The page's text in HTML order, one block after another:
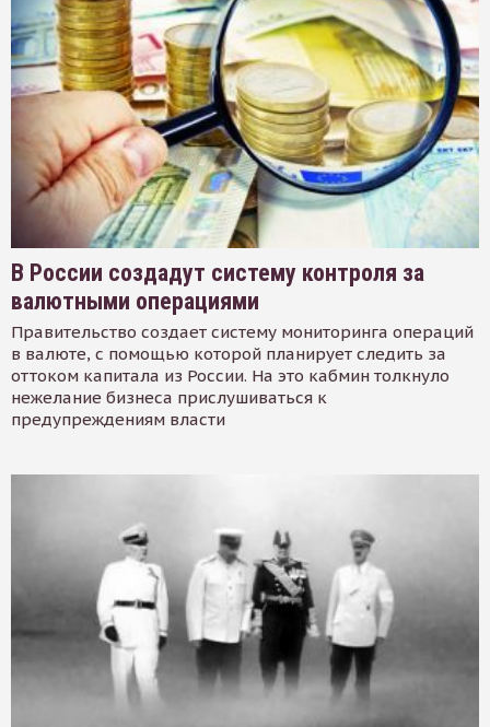
В России создадут систему контроля за
валютными операциями
Правительство создает систему мониторинга операций
в валюте, с помощью которой планирует следить за
оттоком капитала из России. На это кабмин толкнуло
нежелание бизнеса прислушиваться к
предупреждениям власти